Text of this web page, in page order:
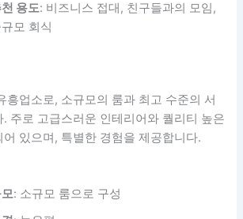
용도: 비즈니스 접대, 친구들과의 모임,
모 회식
흥업소로, 소규모의 룸과 최고 수준의 서
주로 고급스러운 인테리어와 퀄리티 높은
있으며, 특별한 경험을 제공합니다.
: 소규모 룸으로 구성